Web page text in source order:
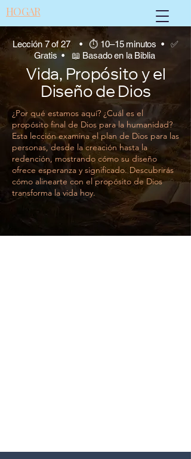
HOGAR
Lección 7 of 27 • ⏱ 10–15 minutos • ✅
Gratis • 📖 Basado en la Biblia
Vida, Propósito y el
Diseño de Dios
¿Por qué estamos aquí? ¿Cuál es el
propósito final de Dios para la humanidad?
Esta lección examina el plan de Dios para las
personas, desde la creación hasta la
redención, mostrando cómo su diseño
ofrece esperanza y significado. Descubrirás
cómo alinearte con el propósito de Dios
transforma la vida hoy.